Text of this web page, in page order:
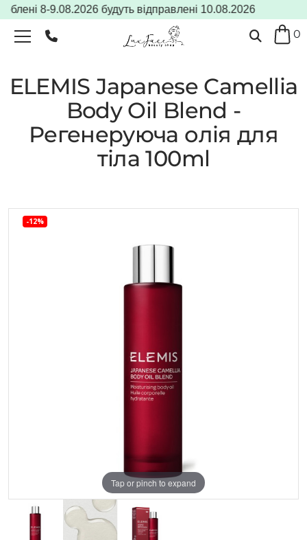
8-9.08.2026 будуть відправлені 10.08.2026
0
ELEMIS Japanese Camellia
Body Oil Blend -
Регенеруюча олія для
тіла 100ml
-12%
Tap or pinch to expand